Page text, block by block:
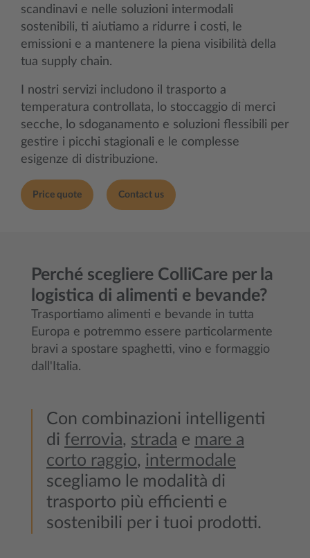
scandinavi e nelle soluzioni intermodali
sostenibili, ti aiutiamo a ridurre i costi, le
emissioni e a mantenere la piena visibilità della
tua supply chain.
I nostri servizi includono il trasporto a
temperatura controllata, lo stoccaggio di merci
secche, lo sdoganamento e soluzioni flessibili per
gestire i picchi stagionali e le complesse
esigenze di distribuzione.
Price quote Contact us
Perché scegliere ColliCare per la
logistica di alimenti e bevande?
Trasportiamo alimenti e bevande in tutta
Europa e potremmo essere particolarmente
bravi a spostare spaghetti, vino e formaggio
dall'Italia.
Con combinazioni intelligenti
di ferrovia, strada e mare a
corto raggio, intermodale
scegliamo le modalità di
trasporto più efficienti e
sostenibili per i tuoi prodotti.